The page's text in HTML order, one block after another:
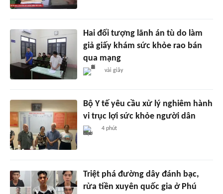
Hai đối tượng lãnh án tù do làm
giả giấy khám sức khỏe rao bán
qua mạng
vài giây
Bộ Y tế yêu cầu xử lý nghiêm hành
vi trục lợi sức khỏe người dân
4 phút
Triệt phá đường dây đánh bạc,
rửa tiền xuyên quốc gia ở Phú